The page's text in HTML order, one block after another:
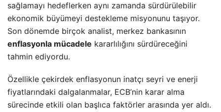
sağlamayı hedeflerken aynı zamanda sürdürülebilir
ekonomik büyümeyi destekleme misyonunu taşıyor.
Son dönemde birçok analist, merkez bankasının
enflasyonla mücadele kararlılığını sürdüreceğini
tahmin ediyordu.
Özellikle çekirdek enflasyonun inatçı seyri ve enerji
fiyatlarındaki dalgalanmalar, ECB’nin karar alma
sürecinde etkili olan başlıca faktörler arasında yer aldı.